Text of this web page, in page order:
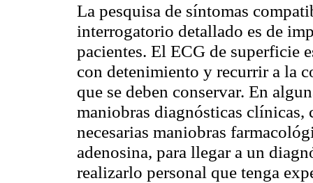
La pesquisa de síntomas
interrogatorio detallado es de
pacientes. El ECG de superficie
con detenimiento y recurrir a la
que se deben conservar. En
maniobras diagnósticas clínicas,
necesarias maniobras
adenosina, para llegar a un
realizarlo personal que tenga